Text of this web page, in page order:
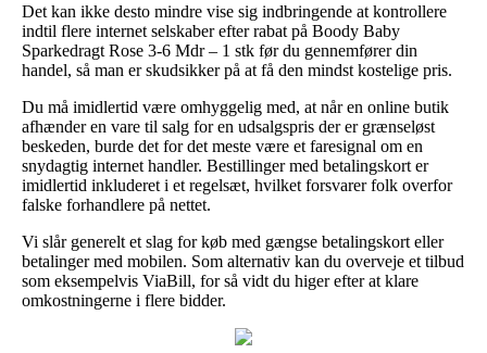
Det kan ikke desto mindre vise sig indbringende at kontrollere
indtil flere internet selskaber efter rabat på Boody Baby
Sparkedragt Rose 3-6 Mdr – 1 stk før du gennemfører din
handel, så man er skudsikker på at få den mindst kostelige pris.
Du må imidlertid være omhyggelig med, at når en online butik
afhænder en vare til salg for en udsalgspris der er grænseløst
beskeden, burde det for det meste være et faresignal om en
snydagtig internet handler. Bestillinger med betalingskort er
imidlertid inkluderet i et regelsæt, hvilket forsvarer folk overfor
falske forhandlere på nettet.
Vi slår generelt et slag for køb med gængse betalingskort eller
betalinger med mobilen. Som alternativ kan du overveje et tilbud
som eksempelvis ViaBill, for så vidt du higer efter at klare
omkostningerne i flere bidder.